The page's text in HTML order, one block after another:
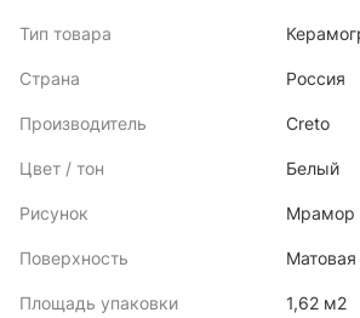
Тип товара
Страна Россия
Производитель Creto
Цвет / тон Белый
Рисунок Мрамор
Поверхность Матовая
Площадь упаковки 1,62 м2